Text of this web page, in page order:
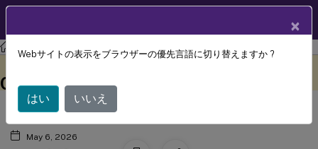
セキュアメール
他のモバイル生産性アプリおよび
Citrix FilesとのSecure Mailの連携
May 6, 2026
×
Webサイトの表示をブラウザーの優先言語に切り替えますか ?
はい いいえ